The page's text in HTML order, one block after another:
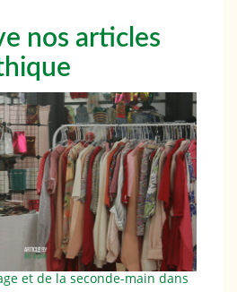
nos articles
et de la seconde-main dans